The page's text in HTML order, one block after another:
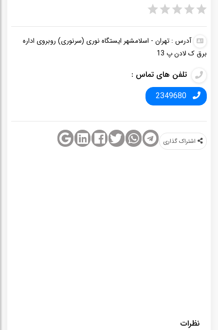
آدرس : تهران - اسلامشهر ایستگاه نوری (سرنوری) روبروی اداره
برق ک لادن پ 13
تلفن های تماس :
2349680
اشتراک‌ گذاری
نظرات